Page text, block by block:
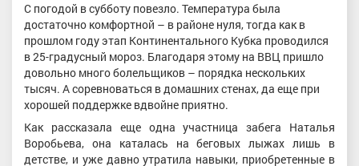
С погодой в субботу повезло. Температура была
достаточно комфортной – в районе нуля, тогда как в
прошлом году этап Континентального Кубка проводился
в 25-градусный мороз. Благодаря этому на ВВЦ пришло
довольно много болельщиков – порядка нескольких
тысяч. А соревноваться в домашних стенах, да еще при
хорошей поддержке вдвойне приятно.
Как рассказала еще одна участница забега Наталья
Воробьева, она каталась на беговых лыжах лишь в
детстве, и уже давно утратила навыки, приобретенные в